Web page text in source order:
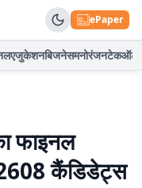
ePaper
एजुकेशनबिजनेसमनोरंजनटेकऑटो
फाइनल
2608 कैंडिडेट्स